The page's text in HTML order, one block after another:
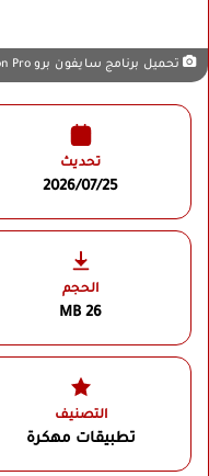
تحميل برنامج سايفون برو Psiphon Pro مهكر
تحديث
2026/07/25
الحجم
26 MB
التصنيف
تطبيقات مهكرة